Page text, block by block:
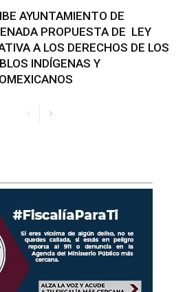
AYUNTAMIENTO DE
PROPUESTA DE LEY
A LOS DERECHOS DE LOS
INDÍGENAS Y